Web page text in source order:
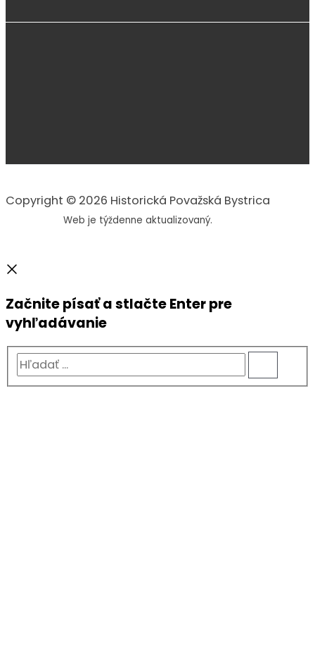
Copyright © 2026 Historická Považská Bystrica
Web je týždenne aktualizovaný.
Začnite písať a stlačte Enter pre
vyhľadávanie
Hľadať
...